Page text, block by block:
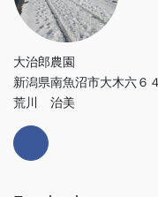
大治郎農園
新潟県南魚沼市大木六６
荒川 治美